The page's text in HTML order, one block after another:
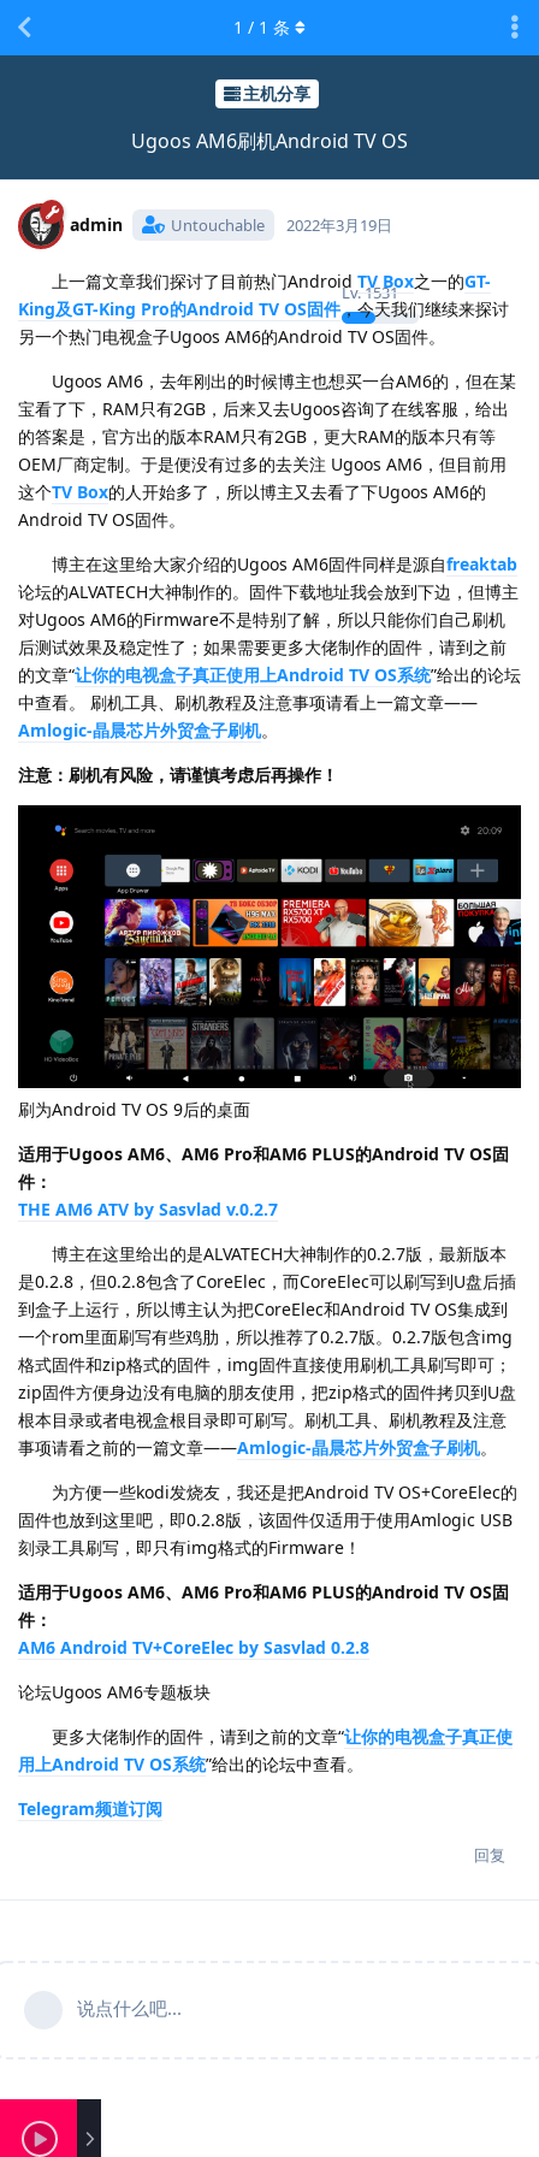
主机分享
Ugoos AM6刷机Android TV OS
1 / 1 条
admin Untouchable
Lv. 1531
2022年3月19日
上一篇文章我们探讨了目前热门Android TV Box之一的GT-
King及GT-King Pro的Android TV OS固件，今天我们继续来探讨
另一个热门电视盒子Ugoos AM6的Android TV OS固件。
Ugoos AM6，去年刚出的时候博主也想买一台AM6的，但在某
宝看了下，RAM只有2GB，后来又去Ugoos咨询了在线客服，给出
的答案是，官方出的版本RAM只有2GB，更大RAM的版本只有等
OEM厂商定制。于是便没有过多的去关注 Ugoos AM6，但目前用
这个TV Box的人开始多了，所以博主又去看了下Ugoos AM6的
Android TV OS固件。
博主在这里给大家介绍的Ugoos AM6固件同样是源自freaktab
论坛的ALVATECH大神制作的。固件下载地址我会放到下边，但博主
对Ugoos AM6的Firmware不是特别了解，所以只能你们自己刷机
后测试效果及稳定性了；如果需要更多大佬制作的固件，请到之前
的文章“让你的电视盒子真正使用上Android TV OS系统”给出的论坛
中查看。 刷机工具、刷机教程及注意事项请看上一篇文章——
Amlogic-晶晨芯片外贸盒子刷机。
注意：刷机有风险，请谨慎考虑后再操作！
刷为Android TV OS 9后的桌面
适用于Ugoos AM6、AM6 Pro和AM6 PLUS的Android TV OS固
件：
THE AM6 ATV by Sasvlad v.0.2.7
博主在这里给出的是ALVATECH大神制作的0.2.7版，最新版本
是0.2.8，但0.2.8包含了CoreElec，而CoreElec可以刷写到U盘后插
到盒子上运行，所以博主认为把CoreElec和Android TV OS集成到
一个rom里面刷写有些鸡肋，所以推荐了0.2.7版。0.2.7版包含img
格式固件和zip格式的固件，img固件直接使用刷机工具刷写即可；
zip固件方便身边没有电脑的朋友使用，把zip格式的固件拷贝到U盘
根本目录或者电视盒根目录即可刷写。刷机工具、刷机教程及注意
事项请看之前的一篇文章——Amlogic-晶晨芯片外贸盒子刷机。
为方便一些kodi发烧友，我还是把Android TV OS+CoreElec的
固件也放到这里吧，即0.2.8版，该固件仅适用于使用Amlogic USB
刻录工具刷写，即只有img格式的Firmware！
适用于Ugoos AM6、AM6 Pro和AM6 PLUS的Android TV OS固
件：
AM6 Android TV+CoreElec by Sasvlad 0.2.8
论坛Ugoos AM6专题板块
更多大佬制作的固件，请到之前的文章“让你的电视盒子真正使
用上Android TV OS系统”给出的论坛中查看。
Telegram频道订阅
回复
说点什么吧...